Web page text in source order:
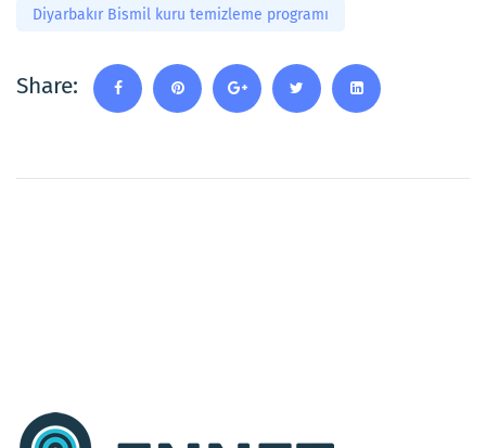
Diyarbakır Bismil kuru temizleme programı
Share: